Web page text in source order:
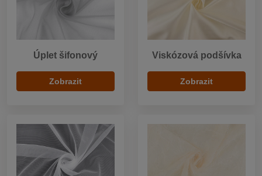
Úplet šifonový
Zobrazit
Viskózová podšívka
Zobrazit